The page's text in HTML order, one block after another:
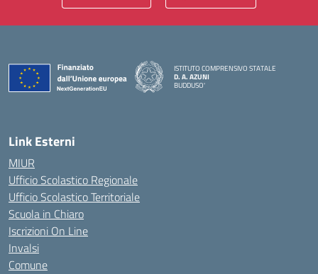
ISTITUTO COMPRENSIVO STATALE
D. A. AZUNI
BUDDUSO'
Link Esterni
MIUR
Ufficio Scolastico Regionale
Ufficio Scolastico Territoriale
Scuola in Chiaro
Iscrizioni On Line
Invalsi
Comune